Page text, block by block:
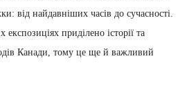
від найдавніших часів до сучасності.
приділено історії та
Канади, тому це ще й важливий